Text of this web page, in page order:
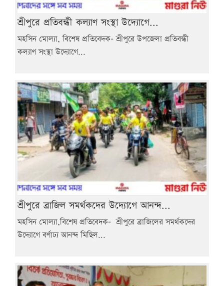
শ্রীপুরে প্রতিবন্ধী কল্যাণ সংস্থা উদ্যোগে...
মহসিন মোল্যা, বিশেষ প্রতিবেদক- শ্রীপুরে উপজেলা প্রতিবন্ধী
কল্যাণ সংস্থা উদ্যোগে...
শ্রীপুরে ব্রাজিল সমর্থকদের উদ্যোগে আনন্দ...
মহসিন মোল্যা,বিশেষ প্রতিবেদক- শ্রীপুরে ব্রাজিলের সমর্থকদের
উদ্যোগে বর্ণাঢ্য আনন্দ মিছিল...